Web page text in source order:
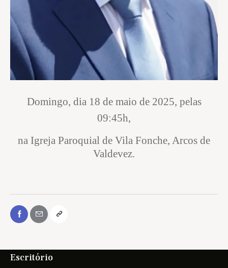
Domingo, dia 18 de maio de 2025, pelas
09:45h,
na Igreja Paroquial de Vila Fonche, Arcos de
Valdevez.
Escritório